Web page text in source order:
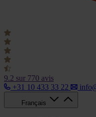
9.2 sur 770 avis
+31 10 433 33 22
Français